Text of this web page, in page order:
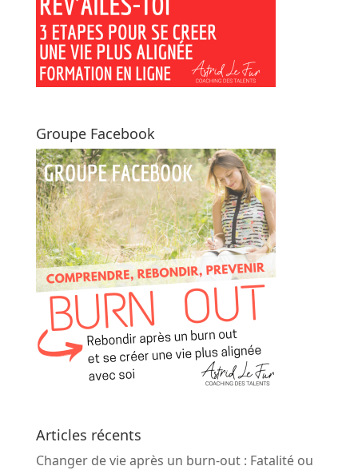
Groupe Facebook
Articles récents
Changer de vie après un burn-out : Fatalité ou